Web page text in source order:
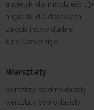
angielski dla młodzieży 13+
angielski dla dorosłych
zajęcia indywidualne
kurs Cambridge
Warsztaty
warsztaty siódmoklasisty
warsztaty ósmoklasisty